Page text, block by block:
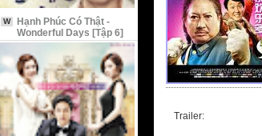
W
Hạnh Phúc Có Thật -
Wonderful Days [Tập 6]
Trailer: